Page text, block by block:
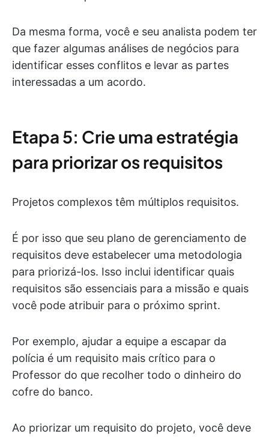
Da mesma forma, você e seu analista podem ter
que fazer algumas análises de negócios para
identificar esses conflitos e levar as partes
interessadas a um acordo.
Etapa 5: Crie uma estratégia
para priorizar os requisitos
Projetos complexos têm múltiplos requisitos.
É por isso que seu plano de gerenciamento de
requisitos deve estabelecer uma metodologia
para priorizá-los. Isso inclui identificar quais
requisitos são essenciais para a missão e quais
você pode atribuir para o próximo sprint.
Por exemplo, ajudar a equipe a escapar da
polícia é um requisito mais crítico para o
Professor do que recolher todo o dinheiro do
cofre do banco.
Ao priorizar um requisito do projeto, você deve